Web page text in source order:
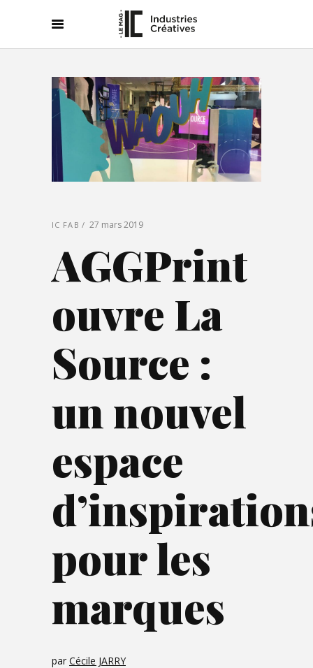
IC FAB 27 mars 2019
AGGPrint
ouvre La
Source :
un nouvel
espace
pour les
marques
par Cécile JARRY